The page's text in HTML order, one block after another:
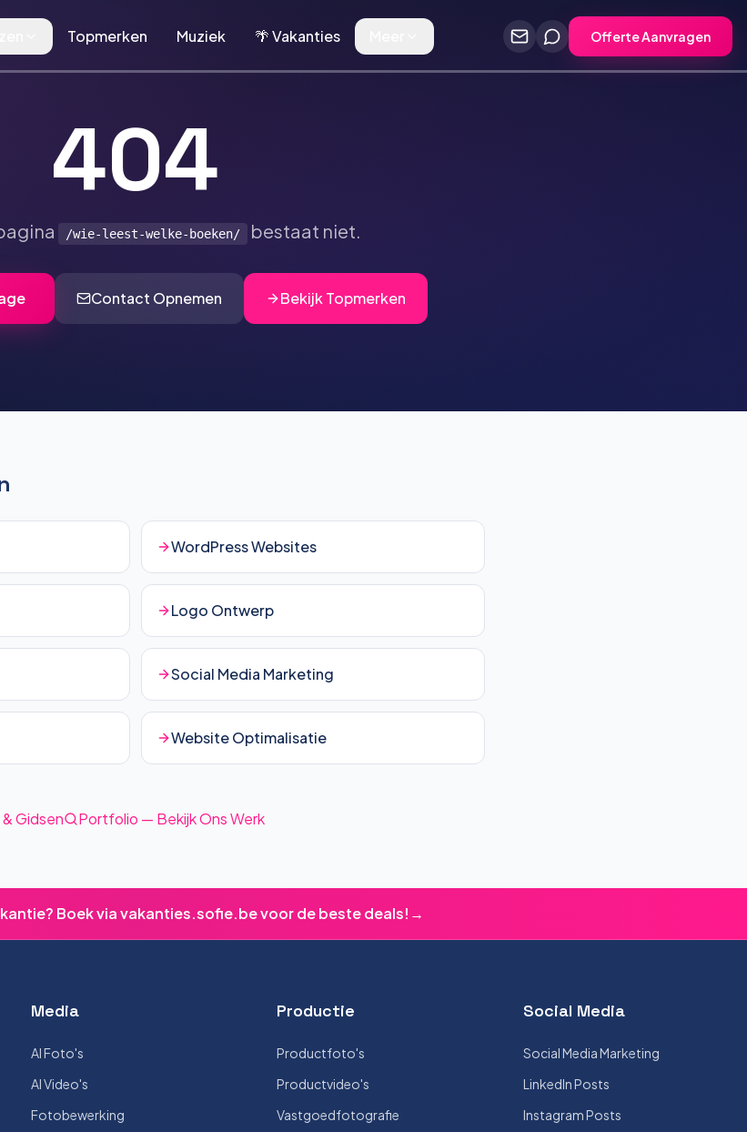
Topmerken Muziek 🌴 Vakanties Offerte Aanvragen
404
/wie-leest-welke-boeken/ bestaat niet.
Contact Opnemen Bekijk Topmerken
WordPress Websites
Logo Ontwerp
Social Media Marketing
Website Optimalisatie
Gidsen Portfolio — Bekijk Ons Werk
Boek via vakanties.sofie.be voor de beste deals! →
Media
AI Foto's
AI Video's
Fotobewerking
Productie
Productfoto's
Productvideo's
Vastgoedfotografie
Social Media
Social Media Marketing
LinkedIn Posts
Instagram Posts